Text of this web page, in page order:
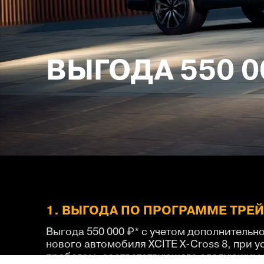
ВЫГОДА 550
1. ВЫГОДА ПО ПРОГРАММЕ
Выгода 550 000 ₽* с учетом
нового автомобиля XCITE X-Cross 8, при
пробегом, соответствующего следующим